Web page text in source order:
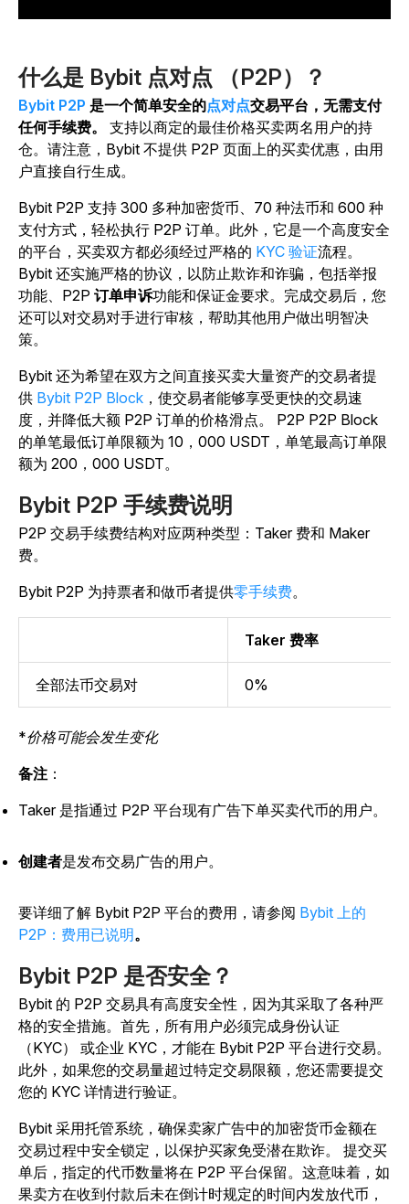
什么是 Bybit 点对点 （P2P）？
Bybit P2P 是一个简单安全的点对点交易平台，无需支付
任何手续费。 支持以商定的最佳价格买卖两名用户的持
仓。请注意，Bybit 不提供 P2P 页面上的买卖优惠，由用
户直接自行生成。
Bybit P2P 支持 300 多种加密货币、70 种法币和 600 种
支付方式，轻松执行 P2P 订单。此外，它是一个高度安全
的平台，买卖双方都必须经过严格的 KYC 验证流程。
Bybit 还实施严格的协议，以防止欺诈和诈骗，包括举报
功能、P2P 订单申诉功能和保证金要求。完成交易后，您
还可以对交易对手进行审核，帮助其他用户做出明智决
策。
Bybit 还为希望在双方之间直接买卖大量资产的交易者提
供 Bybit P2P Block ，使交易者能够享受更快的交易速
度，并降低大额 P2P 订单的价格滑点。
P2P P2P Block
的单笔最低订单限额为 10，000 USDT，单笔最高订单限
额为 200，000 USDT。
Bybit P2P 手续费说明
P2P 交易手续费结构对应两种类型：Taker 费和 Maker
费。
Bybit P2P 为持票者和做币者提供零手续费。
Taker 费率
全部法币交易对 0%
*价格可能会发生变化
备注 ：
Taker 是指通过 P2P 平台现有广告下单买卖代币的用户。
创建者是发布交易广告的用户。
要详细了解 Bybit P2P 平台的费用，请参阅 Bybit 上的
P2P：费用已说明。
Bybit P2P 是否安全？
Bybit 的 P2P 交易具有高度安全性，因为其采取了各种严
格的安全措施。首先，所有用户必须完成身份认证
（KYC） 或企业 KYC，才能在 Bybit P2P 平台进行交易。
此外，如果您的交易量超过特定交易限额，您还需要提交
您的 KYC 详情进行验证。
Bybit 采用托管系统， 确保卖家广告中的加密货币金额在
交易过程中安全锁定，以保护买家免受潜在欺诈。 提交买
单后，指定的代币数量将在 P2P 平台保留。这意味着，如
果卖方在收到付款后未在倒计时规定的时间内发放代币，